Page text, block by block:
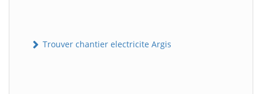
Trouver chantier electricite Argis